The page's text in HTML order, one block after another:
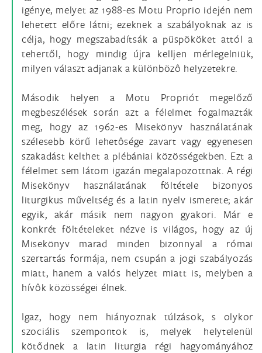
igénye, melyet az 1988-es Motu Proprio idején nem
lehetett előre látni; ezeknek a szabályoknak az is
célja, hogy megszabadítsák a püspököket attól a
tehertől, hogy mindig újra kelljen mérlegelniük,
milyen választ adjanak a különbözô helyzetekre.
Második helyen a Motu Propriót megelőző
megbeszélések során azt a félelmet fogalmazták
meg, hogy az 1962-es Misekönyv használatának
szélesebb körű lehetôsége zavart vagy egyenesen
szakadást kelthet a plébániai közösségekben. Ezt a
félelmet sem látom igazán megalapozottnak. A régi
Misekönyv használatának föltétele bizonyos
liturgikus műveltség és a latin nyelv ismerete; akár
egyik, akár másik nem nagyon gyakori. Már e
konkrét föltételeket nézve is világos, hogy az új
Misekönyv marad minden bizonnyal a római
szertartás formája, nem csupán a jogi szabályozás
miatt, hanem a valós helyzet miatt is, melyben a
hívôk közösségei élnek.
Igaz, hogy nem hiányoznak túlzások, s olykor
szociális szempontok is, melyek helytelenül
kötődnek a latin liturgia régi hagyományához